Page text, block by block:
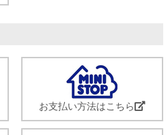
お支払い方法はこちら